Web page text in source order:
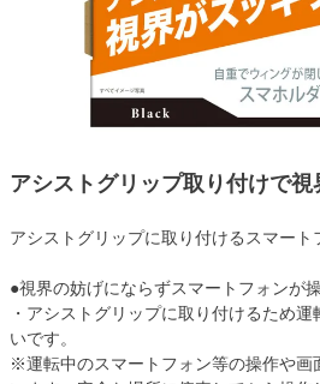
アシストグリップ取り付けで視
アシストグリップに取り付けるスマート
●視界の妨げにならずスマートフォンが
・アシストグリップに取り付けるため運
いです。
※運転中のスマートフォン等の操作や画